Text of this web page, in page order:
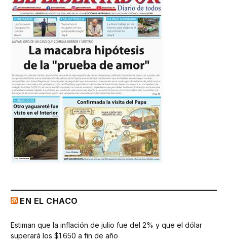
EN EL CHACO
Estiman que la inflación de julio fue del 2% y que el dólar
superará los $1.650 a fin de año